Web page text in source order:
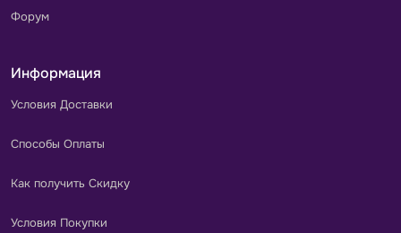
Форум
Информация
Условия Доставки
Способы Оплаты
Как получить Скидку
Условия Покупки